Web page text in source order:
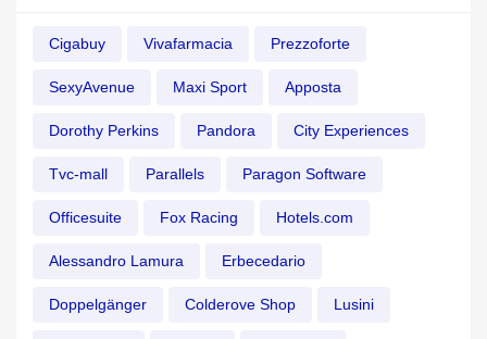
Cigabuy Vivafarmacia Prezzoforte
SexyAvenue Maxi Sport Apposta
Dorothy Perkins Pandora City Experiences
Tvc-mall Parallels Paragon Software
Officesuite Fox Racing Hotels.com
Alessandro Lamura Erbecedario
Doppelgänger Colderove Shop Lusini